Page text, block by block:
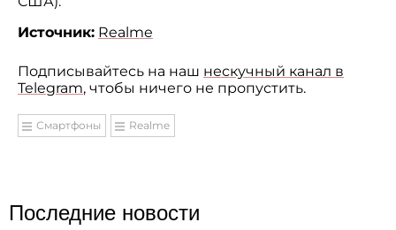
Источник: Realme
Подписывайтесь на наш нескучный канал в
Telegram, чтобы ничего не пропустить.
Смартфоны Realme
Последние новости